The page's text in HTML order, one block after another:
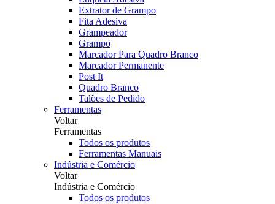
Extrator de Grampo
Fita Adesiva
Grampeador
Grampo
Marcador Para Quadro Branco
Marcador Permanente
Post It
Quadro Branco
Talões de Pedido
Ferramentas
Voltar
Ferramentas
Todos os produtos
Ferramentas Manuais
Indústria e Comércio
Voltar
Indústria e Comércio
Todos os produtos